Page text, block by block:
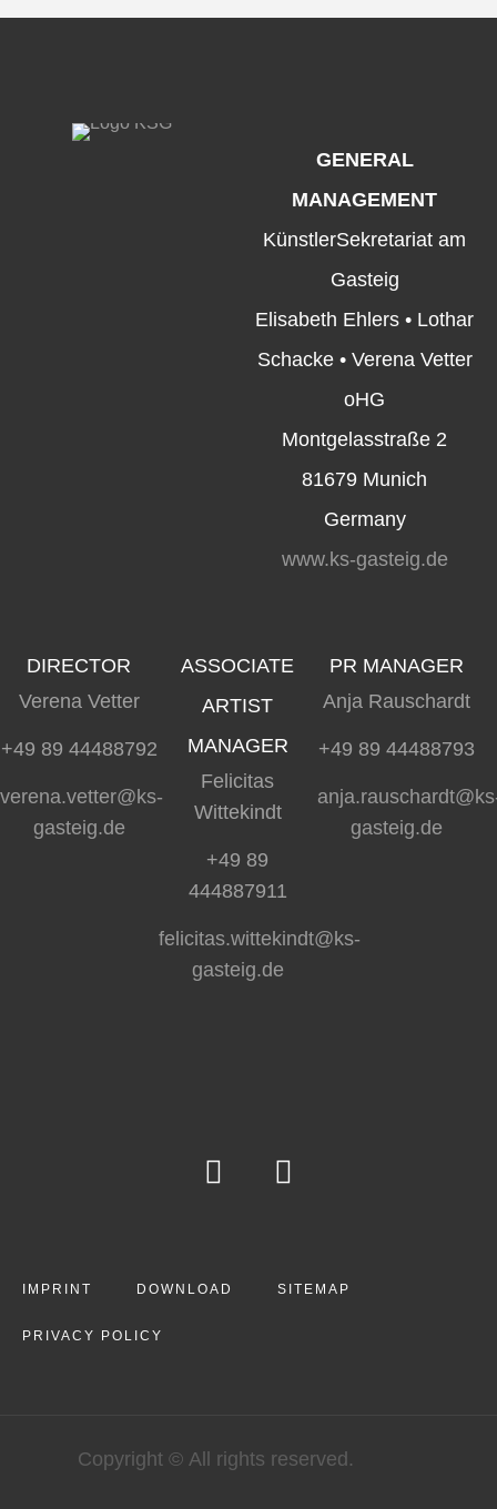
GENERAL
MANAGEMENT
KünstlerSekretariat am
Gasteig
Elisabeth Ehlers • Lothar
Schacke • Verena Vetter
oHG
Montgelasstraße 2
81679 Munich
Germany
www.ks-gasteig.de
DIRECTOR
Verena Vetter
+49 89 44488792
verena.vetter@ks-
gasteig.de
ASSOCIATE
ARTIST
MANAGER
Felicitas
Wittekindt
+49 89
444887911
felicitas.wittekindt@ks-
gasteig.de
PR MANAGER
Anja Rauschardt
+49 89 44488793
gasteig.de
IMPRINT DOWNLOAD SITEMAP
PRIVACY POLICY
Copyright © All rights reserved.